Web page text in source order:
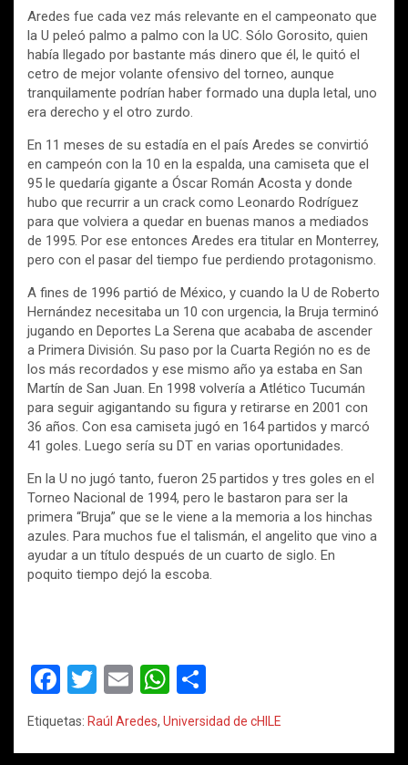
Aredes fue cada vez más relevante en el campeonato que
la U peleó palmo a palmo con la UC. Sólo Gorosito, quien
había llegado por bastante más dinero que él, le quitó el
cetro de mejor volante ofensivo del torneo, aunque
tranquilamente podrían haber formado una dupla letal, uno
era derecho y el otro zurdo.
En 11 meses de su estadía en el país Aredes se convirtió
en campeón con la 10 en la espalda, una camiseta que el
95 le quedaría gigante a Óscar Román Acosta y donde
hubo que recurrir a un crack como Leonardo Rodríguez
para que volviera a quedar en buenas manos a mediados
de 1995. Por ese entonces Aredes era titular en Monterrey,
pero con el pasar del tiempo fue perdiendo protagonismo.
A fines de 1996 partió de México, y cuando la U de Roberto
Hernández necesitaba un 10 con urgencia, la Bruja terminó
jugando en Deportes La Serena que acababa de ascender
a Primera División. Su paso por la Cuarta Región no es de
los más recordados y ese mismo año ya estaba en San
Martín de San Juan. En 1998 volvería a Atlético Tucumán
para seguir agigantando su figura y retirarse en 2001 con
36 años. Con esa camiseta jugó en 164 partidos y marcó
41 goles. Luego sería su DT en varias oportunidades.
En la U no jugó tanto, fueron 25 partidos y tres goles en el
Torneo Nacional de 1994, pero le bastaron para ser la
primera “Bruja” que se le viene a la memoria a los hinchas
azules. Para muchos fue el talismán, el angelito que vino a
ayudar a un título después de un cuarto de siglo. En
poquito tiempo dejó la escoba.
F
a
ce
T
wi
tt
E
m
ail
W
h
at
o
m
Etiquetas: Raúl Aredes, Universidad de cHILE